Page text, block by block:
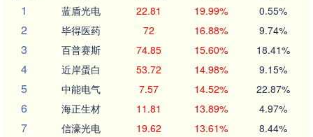
1
蓝盾光电 22.81 19.99% 0.55%
2 毕得医药 72 16.88% 9.74%
3 百普赛斯 74.85 15.60% 18.41%
4 近岸蛋白 53.72 14.98% 9.15%
5 中能电气 7.57 14.52% 22.87%
6 海正生材 11.81 13.89% 4.97%
7 信濠光电 19.62 13.61% 8.44%